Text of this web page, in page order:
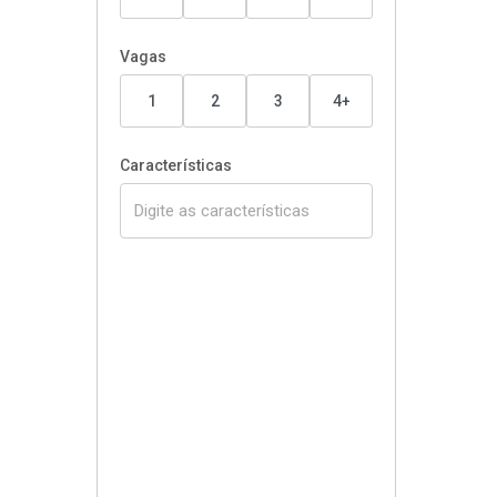
Vagas
1 2 3 4+
Características